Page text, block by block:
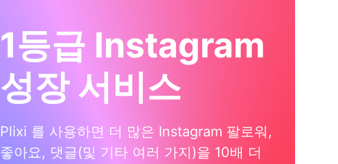
1등급 Instagram
성장 서비스
Plixi 를 사용하면 더 많은 Instagram 팔로워,
좋아요, 댓글(및 기타 여러 가지)을 10배 더